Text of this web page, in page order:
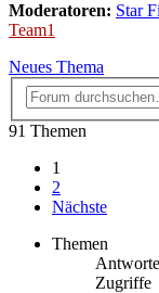
Moderatoren: Star
Team1
Neues Thema
91 Themen
1
2
Nächste
Themen
Zugriffe